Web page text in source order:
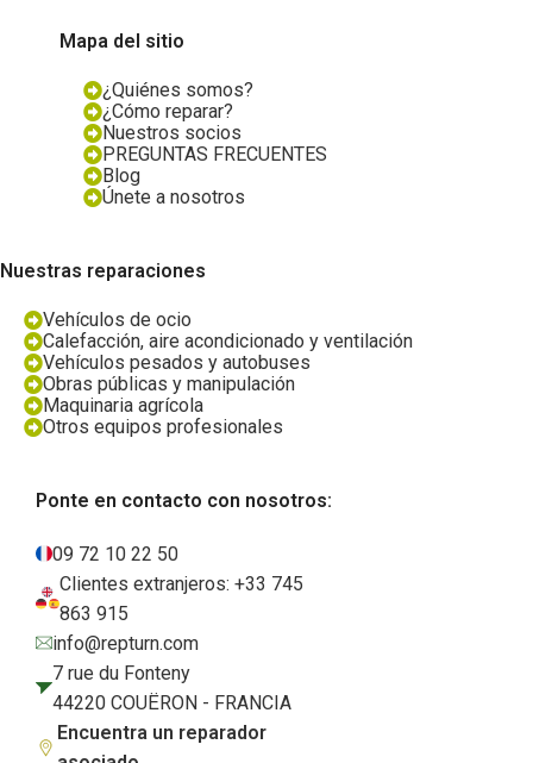
Mapa del sitio
¿Quiénes somos?
¿Cómo reparar?
Nuestros socios
PREGUNTAS FRECUENTES
Blog
Únete a nosotros
Nuestras reparaciones
Vehículos de ocio
Calefacción, aire acondicionado y ventilación
Vehículos pesados y autobuses
Obras públicas y manipulación
Maquinaria agrícola
Otros equipos profesionales
Ponte en contacto con nosotros:
09 72 10 22 50
Clientes extranjeros: +33 745
863 915
info@repturn.com
7 rue du Fonteny
44220 COUËRON - FRANCIA
Encuentra un reparador